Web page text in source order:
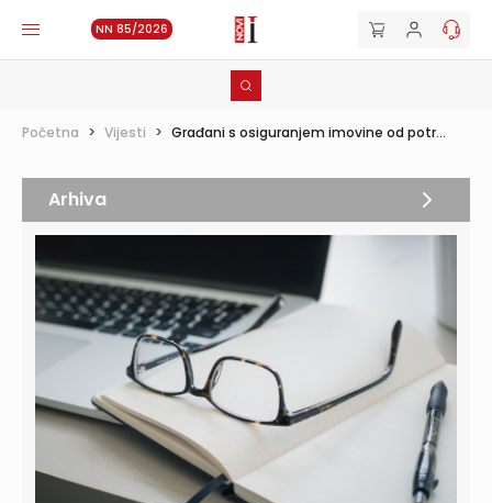
NN 85/2026
Početna > Vijesti > Građani s osiguranjem imovine od potr...
Arhiva